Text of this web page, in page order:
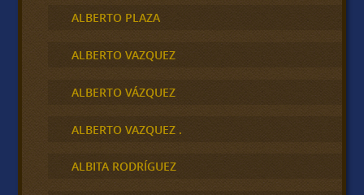
ALBERTO PLAZA
ALBERTO VAZQUEZ
ALBERTO VÁZQUEZ
ALBERTO VAZQUEZ .
ALBITA RODRÍGUEZ